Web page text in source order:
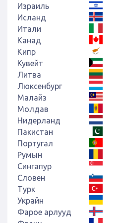
Израиль
Исланд
Итали
Канад
Кипр
Кувейт
Литва
Люксенбург
Малайз
Молдав
Нидерланд
Пакистан
Португал
Румын
Сингапур
Словен
Турк
Украйн
Фарое арлууд